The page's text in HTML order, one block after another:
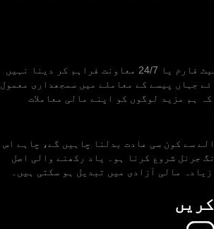
خیال رکھنے والا بروکر ہونے کے معنی صرف ایک جدید پلیٹ فارم یا 24/7 معاونت فراہم کر دینا نہیں
جہاں پیسے کے معاملے میں سمجھداری معمول
ہم مزید لوگوں کو اپنے مالی معاملات
سے کون سی عادت بدلنا چاہیں گے، چاہے اس
جرنل شروع کرنا ہو۔ یاد رکھنے والی اصل
مالی آزادی میں تبدیل ہو سکتی ہیں۔